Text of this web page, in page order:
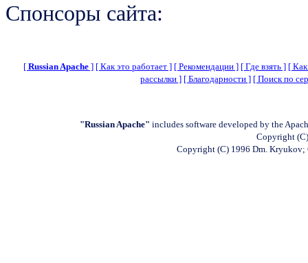
Спонсоры сайта:
[ Russian Apache ] [ Как это работает ] [ Рекомендации ] [ Где взять ] [
рассылки ] [ Благодарности ] [ Поиск по
"Russian Apache" includes software developed by the
Copyright
Copyright (C) 1996 Dm.